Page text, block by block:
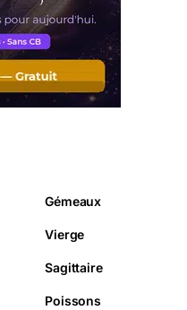
Gémeaux
Vierge
Sagittaire
Poissons